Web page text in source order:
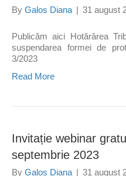
By Galos Diana | 31 august
Publicăm aici Hotărârea
suspendarea formei de
3/2023
Read More
Invitație webinar
septembrie 2023
By Galos Diana | 31 august